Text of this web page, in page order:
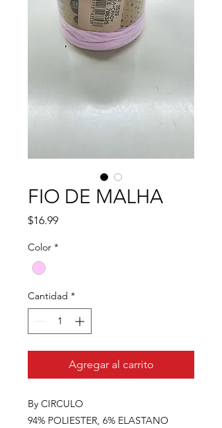
FIO DE MALHA
$16.99Precio
Color *
Cantidad *
Agregar al carrito
By CIRCULO
94% POLIESTER, 6% ELASTANO